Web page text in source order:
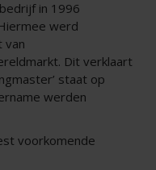
in 1996
werd
van
Dit verklaart
staat op
werden
voorkomende